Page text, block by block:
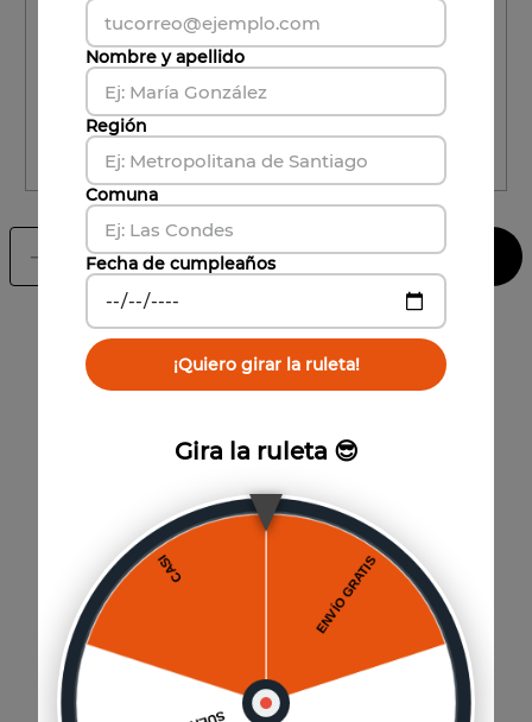
Comuna
Comuna
CALCULAR ENVÍO
＋
－ Agregar al carrito
Gira la ruleta 😎
Nombre y apellido
Región
Comuna
Fecha de cumpleaños
¡Quiero girar la ruleta!